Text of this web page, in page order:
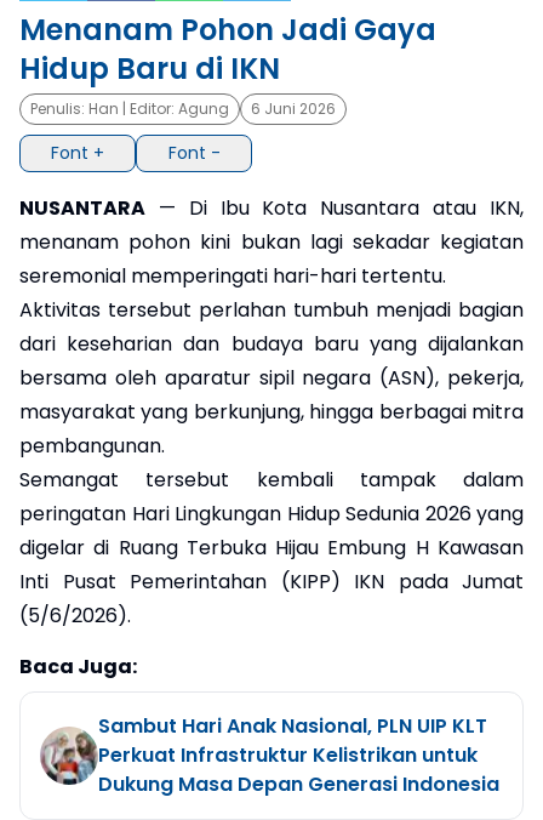
×
Menanam Pohon Jadi Gaya
Hidup Baru di IKN
Penulis: Han | Editor: Agung 6 Juni 2026
Font + Font -
NUSANTARA — Di Ibu Kota Nusantara atau IKN,
menanam pohon kini bukan lagi sekadar kegiatan
seremonial memperingati hari-hari tertentu.
Aktivitas tersebut perlahan tumbuh menjadi bagian
dari keseharian dan budaya baru yang dijalankan
bersama oleh aparatur sipil negara (ASN), pekerja,
masyarakat yang berkunjung, hingga berbagai mitra
pembangunan.
Semangat tersebut kembali tampak dalam
peringatan Hari Lingkungan Hidup Sedunia 2026 yang
digelar di Ruang Terbuka Hijau Embung H Kawasan
Inti Pusat Pemerintahan (KIPP) IKN pada Jumat
(5/6/2026).
Baca Juga:
Sambut Hari Anak Nasional, PLN UIP KLT
Perkuat Infrastruktur Kelistrikan untuk
Dukung Masa Depan Generasi Indonesia